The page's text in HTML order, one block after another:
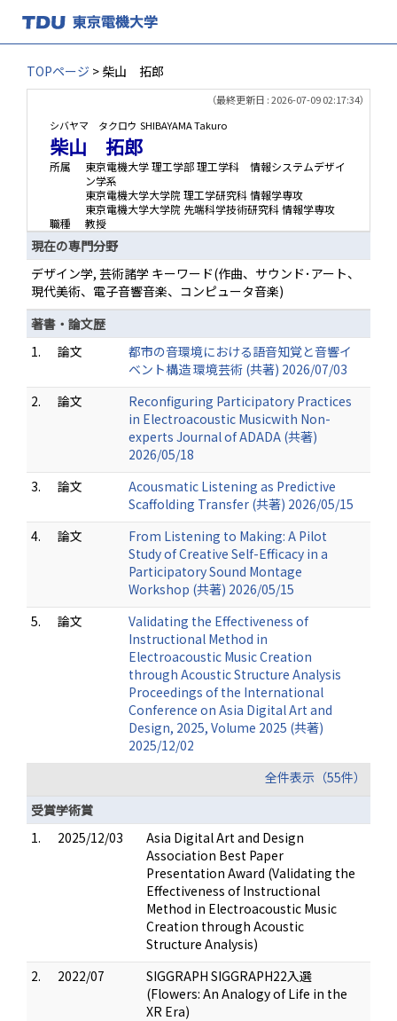
TOPページ > 柴山 拓郎
（最終更新日 : 2026-07-09 02:17:34）
シバヤマ タクロウ SHIBAYAMA Takuro
柴山 拓郎
所属
東京電機大学 理工学部 理工学科 情報システムデザイ
ン学系
東京電機大学大学院 理工学研究科 情報学専攻
東京電機大学大学院 先端科学技術研究科 情報学専攻
職種
教授
現在の専門分野
デザイン学, 芸術諸学 キーワード(作曲、サウンド･アート、
現代美術、電子音響音楽、コンピュータ音楽)
著書・論文歴
1.
論文
都市の音環境における語音知覚と音響イ
ベント構造 環境芸術 (共著) 2026/07/03
2.
論文
Reconfiguring Participatory Practices
in Electroacoustic Musicwith Non-
experts Journal of ADADA (共著)
2026/05/18
3.
論文
Acousmatic Listening as Predictive
Scaffolding Transfer (共著) 2026/05/15
4.
論文
From Listening to Making: A Pilot
Study of Creative Self-Efficacy in a
Participatory Sound Montage
Workshop (共著) 2026/05/15
5.
論文
Validating the Effectiveness of
Instructional Method in
Electroacoustic Music Creation
through Acoustic Structure Analysis
Proceedings of the International
Conference on Asia Digital Art and
Design, 2025, Volume 2025 (共著)
2025/12/02
全件表示（55件）
受賞学術賞
1.
2025/12/03
Asia Digital Art and Design
Association Best Paper
Presentation Award (Validating the
Effectiveness of Instructional
Method in Electroacoustic Music
Creation through Acoustic
Structure Analysis)
2.
2022/07
SIGGRAPH SIGGRAPH22入選
(Flowers: An Analogy of Life in the
XR Era)